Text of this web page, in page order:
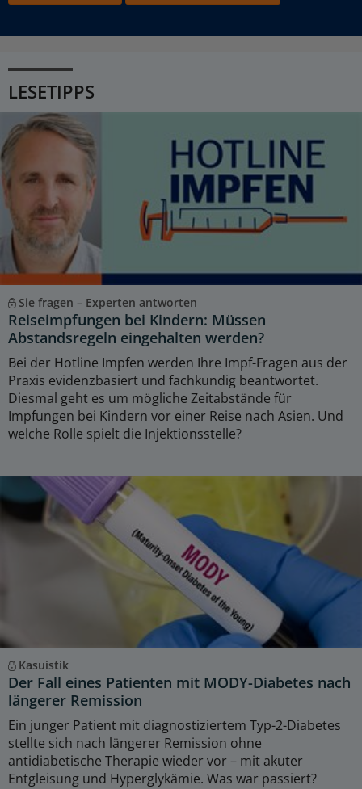
LESETIPPS
Sie fragen – Experten antworten
Reiseimpfungen bei Kindern: Müssen
Abstandsregeln eingehalten werden?
Bei der Hotline Impfen werden Ihre Impf-Fragen aus der
Praxis evidenzbasiert und fachkundig beantwortet.
Diesmal geht es um mögliche Zeitabstände für
Impfungen bei Kindern vor einer Reise nach Asien. Und
welche Rolle spielt die Injektionsstelle?
Kasuistik
Der Fall eines Patienten mit MODY-Diabetes nach
längerer Remission
Ein junger Patient mit diagnostiziertem Typ-2-Diabetes
stellte sich nach längerer Remission ohne
antidiabetische Therapie wieder vor – mit akuter
Entgleisung und Hyperglykämie. Was war passiert?